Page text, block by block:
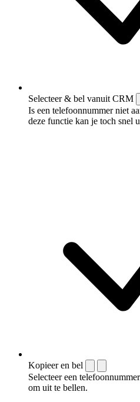
Selecteer & bel vanuit CRM
Is een telefoonnummer niet
deze functie kan je toch snel
Kopieer en bel
Selecteer een
om uit te bellen.